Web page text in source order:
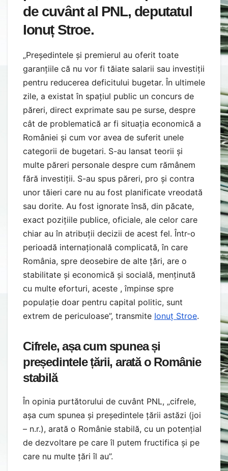
de cuvânt al PNL, deputatul
Ionuț Stroe.
„Președintele și premierul au oferit toate
garanțiile că nu vor fi tăiate salarii sau investiții
pentru reducerea deficitului bugetar. În ultimele
zile, a existat în spațiul public un concurs de
păreri, direct exprimate sau pe surse, despre
cât de problematică ar fi situația economică a
României și cum vor avea de suferit unele
categorii de bugetari. S-au lansat teorii și
multe păreri personale despre cum rămânem
fără investiții. S-au spus păreri, pro și contra
unor tăieri care nu au fost planificate vreodată
sau dorite. Au fost ignorate însă, din păcate,
exact pozițiile publice, oficiale, ale celor care
chiar au în atribuții decizii de acest fel. Într-o
perioadă internațională complicată, în care
România, spre deosebire de alte țări, are o
stabilitate și economică și socială, menținută
cu multe eforturi, aceste , împinse spre
populație doar pentru capital politic, sunt
extrem de periculoase”, transmite Ionuț Stroe.
Cifrele, așa cum spunea și
președintele țării, arată o Românie
stabilă
În opinia purtătorului de cuvânt PNL, „cifrele,
așa cum spunea și președintele țării astăzi (joi
– n.r.), arată o Românie stabilă, cu un potențial
de dezvoltare pe care îl putem fructifica și pe
care nu multe țări îl au”.